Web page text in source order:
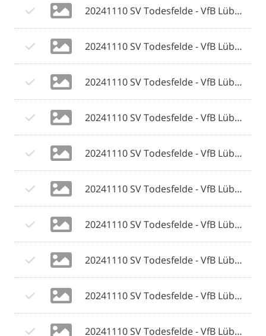
20241110 SV Todesfelde - VfB Lübeck 064 © 2024 Olaf Wegerich.jpg
20241110 SV Todesfelde - VfB Lübeck 065 © 2024 Olaf Wegerich.jpg
20241110 SV Todesfelde - VfB Lübeck 066 © 2024 Olaf Wegerich.jpg
20241110 SV Todesfelde - VfB Lübeck 067 © 2024 Olaf Wegerich.jpg
20241110 SV Todesfelde - VfB Lübeck 068 © 2024 Olaf Wegerich.jpg
20241110 SV Todesfelde - VfB Lübeck 069 © 2024 Olaf Wegerich.jpg
20241110 SV Todesfelde - VfB Lübeck 070 © 2024 Olaf Wegerich.jpg
20241110 SV Todesfelde - VfB Lübeck 071 © 2024 Olaf Wegerich.jpg
20241110 SV Todesfelde - VfB Lübeck 072 © 2024 Olaf Wegerich.jpg
20241110 SV Todesfelde - VfB Lübeck 073 © 2024 Olaf Wegerich.jpg